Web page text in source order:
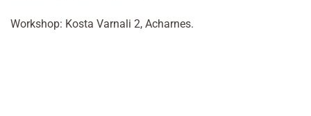
Workshop: Kosta Varnali 2, Acharnes.